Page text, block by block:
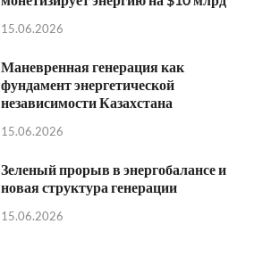
15.06.2026
Маневренная генерация как
фундамент энергетической
независимости Казахстана
15.06.2026
Зеленый прорыв в энергобалансе и
новая структура генерации
15.06.2026